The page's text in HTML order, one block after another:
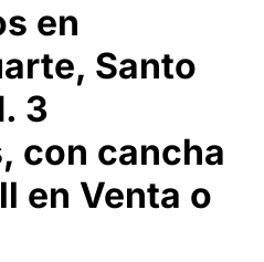
en
Santo
3
con cancha
en Venta o